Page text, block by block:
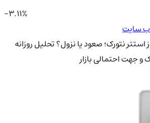
-3.11%
سایت
نتورک؛ صعود یا نزول؟تحلیل روزانه
جهت احتمالی بازار